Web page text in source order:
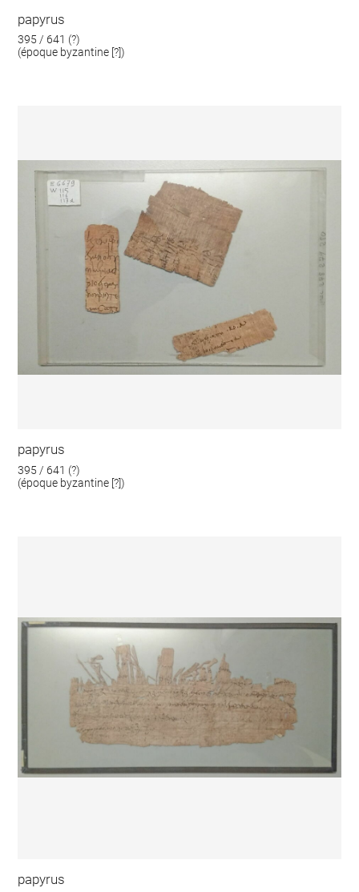
papyrus
395 / 641 (?)
(époque byzantine [?])
papyrus
395 / 641 (?)
(époque byzantine [?])
papyrus